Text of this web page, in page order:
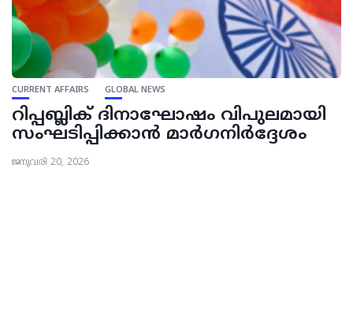
CURRENT AFFAIRS GLOBAL NEWS
റിപ്പബ്ലിക് ദിനാഘോഷം വിപുലമായി
സംഘടിപ്പിക്കാൻ മാർഗനിർദ്ദേശം
ജനുവരി 20, 2026